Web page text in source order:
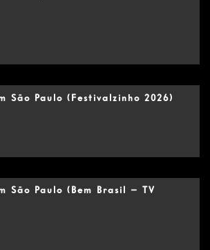
São Paulo (Festivalzinho 2026)
São Paulo (Bem Brasil – TV